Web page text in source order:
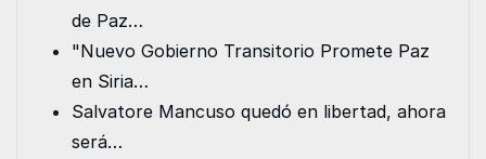
de Paz…
"Nuevo Gobierno Transitorio Promete Paz
en Siria…
Salvatore Mancuso quedó en libertad, ahora
será…